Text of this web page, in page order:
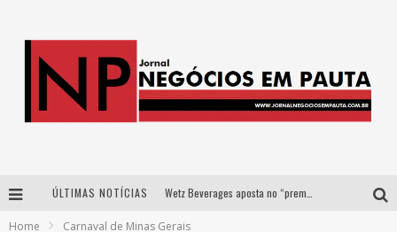
ÚLTIMAS NOTÍCIAS
Home Carnaval de Minas Gerais